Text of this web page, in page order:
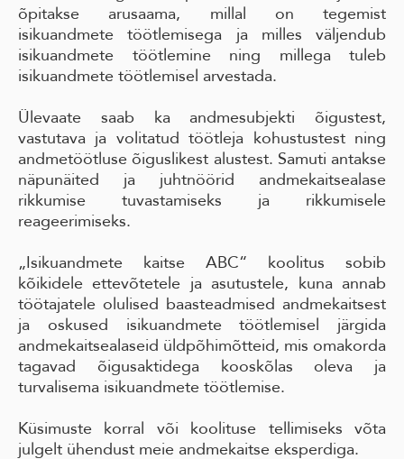
õpitakse arusaama, millal on tegemist
isikuandmete töötlemisega ja milles väljendub
isikuandmete töötlemine ning millega tuleb
isikuandmete töötlemisel arvestada.
Ülevaate saab ka andmesubjekti õigustest,
vastutava ja volitatud töötleja kohustustest ning
andmetöötluse õiguslikest alustest. Samuti antakse
näpunäited ja juhtnöörid andmekaitsealase
rikkumise tuvastamiseks ja rikkumisele
reageerimiseks.
„Isikuandmete kaitse ABC“ koolitus sobib
kõikidele ettevõtetele ja asutustele, kuna annab
töötajatele olulised baasteadmised andmekaitsest
ja oskused isikuandmete töötlemisel järgida
andmekaitsealaseid üldpõhimõtteid, mis omakorda
tagavad õigusaktidega kooskõlas oleva ja
turvalisema isikuandmete töötlemise.
Küsimuste korral või koolituse tellimiseks võta
julgelt ühendust meie andmekaitse eksperdiga.